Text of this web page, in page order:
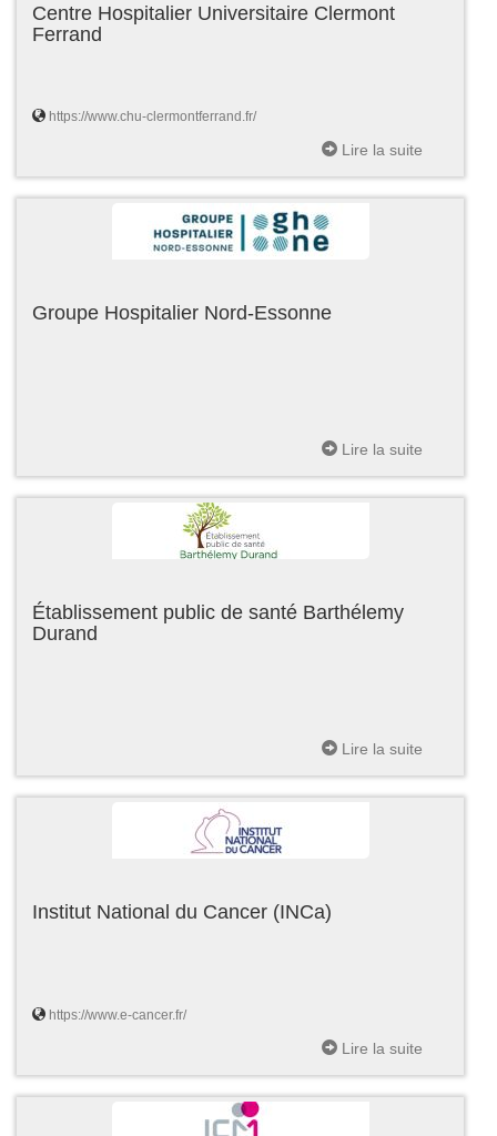
Centre Hospitalier Universitaire Clermont
Ferrand
https://www.chu-clermontferrand.fr/
Lire la suite
Groupe Hospitalier Nord-Essonne
Lire la suite
Établissement public de santé Barthélemy
Durand
Lire la suite
Institut National du Cancer (INCa)
https://www.e-cancer.fr/
Lire la suite